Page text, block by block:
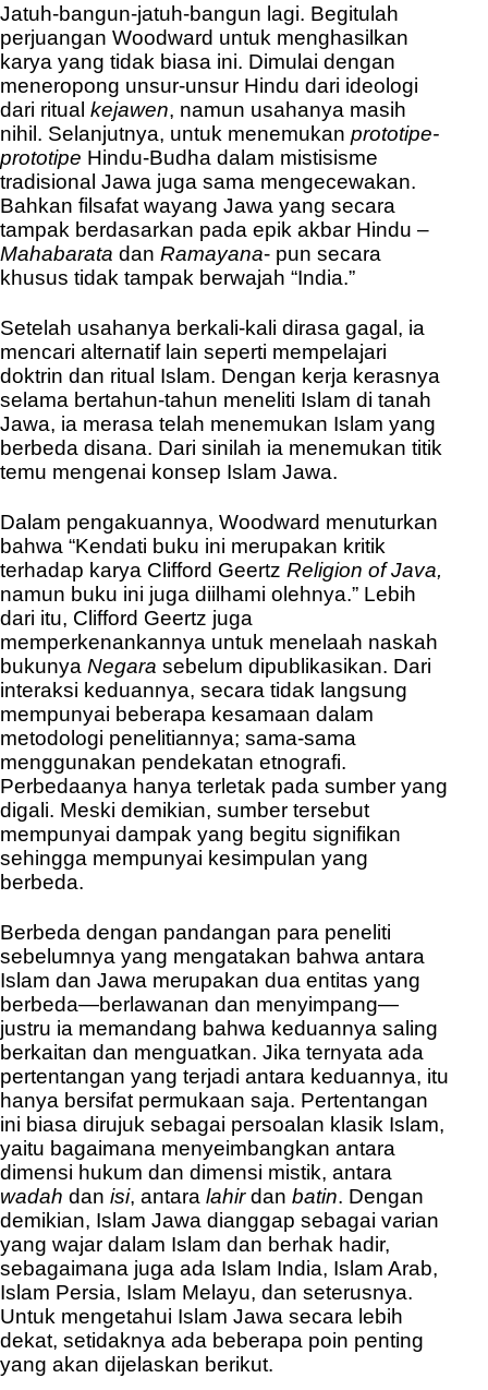
Jatuh-bangun-jatuh-bangun lagi. Begitulah
perjuangan Woodward untuk menghasilkan
karya yang tidak biasa ini. Dimulai dengan
meneropong unsur-unsur Hindu dari ideologi
dari ritual kejawen, namun usahanya masih
nihil. Selanjutnya, untuk menemukan prototipe-
prototipe Hindu-Budha dalam mistisisme
tradisional Jawa juga sama mengecewakan.
Bahkan filsafat wayang Jawa yang secara
tampak berdasarkan pada epik akbar Hindu –
Mahabarata dan Ramayana- pun secara
khusus tidak tampak berwajah “India.”
Setelah usahanya berkali-kali dirasa gagal, ia
mencari alternatif lain seperti mempelajari
doktrin dan ritual Islam. Dengan kerja kerasnya
selama bertahun-tahun meneliti Islam di tanah
Jawa, ia merasa telah menemukan Islam yang
berbeda disana. Dari sinilah ia menemukan titik
temu mengenai konsep Islam Jawa.
Dalam pengakuannya, Woodward menuturkan
bahwa “Kendati buku ini merupakan kritik
terhadap karya Clifford Geertz Religion of Java,
namun buku ini juga diilhami olehnya.” Lebih
dari itu, Clifford Geertz juga
memperkenankannya untuk menelaah naskah
bukunya Negara sebelum dipublikasikan. Dari
interaksi keduannya, secara tidak langsung
mempunyai beberapa kesamaan dalam
metodologi penelitiannya; sama-sama
menggunakan pendekatan etnografi.
Perbedaanya hanya terletak pada sumber yang
digali. Meski demikian, sumber tersebut
mempunyai dampak yang begitu signifikan
sehingga mempunyai kesimpulan yang
berbeda.
Berbeda dengan pandangan para peneliti
sebelumnya yang mengatakan bahwa antara
Islam dan Jawa merupakan dua entitas yang
berbeda—berlawanan dan menyimpang—
justru ia memandang bahwa keduannya saling
berkaitan dan menguatkan. Jika ternyata ada
pertentangan yang terjadi antara keduannya, itu
hanya bersifat permukaan saja. Pertentangan
ini biasa dirujuk sebagai persoalan klasik Islam,
yaitu bagaimana menyeimbangkan antara
dimensi hukum dan dimensi mistik, antara
wadah dan isi, antara lahirdan batin. Dengan
demikian, Islam Jawa dianggap sebagai varian
yang wajar dalam Islam dan berhak hadir,
sebagaimana juga ada Islam India, Islam Arab,
Islam Persia, Islam Melayu, dan seterusnya.
Untuk mengetahui Islam Jawa secara lebih
dekat, setidaknya ada beberapa poin penting
yang akan dijelaskan berikut.